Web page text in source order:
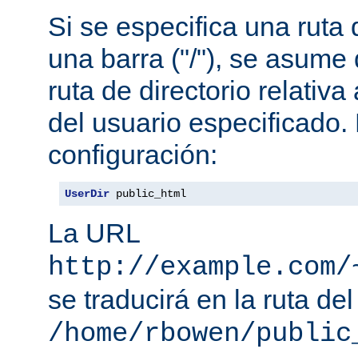
Si se especifica una ruta
una barra ("/"), se
ruta de directorio relativa
del usuario especificado.
configuración:
UserDir public_html
La URL
http://
se traducirá en la ruta
/home/rbowen/